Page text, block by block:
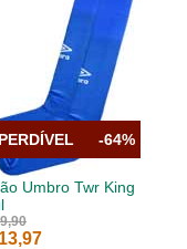
Umbro Twr King
-64%